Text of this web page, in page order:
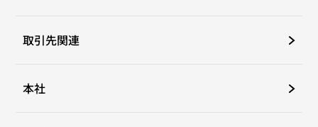
取引先関連
本社